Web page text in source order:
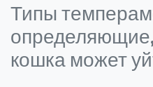
Типы
кошка может